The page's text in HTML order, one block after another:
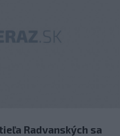
Radvanských sa